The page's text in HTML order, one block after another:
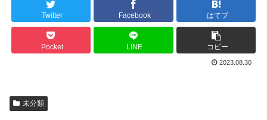
Twitter Facebook はてブ
Pocket LINE コピー
2023.08.30
未分類